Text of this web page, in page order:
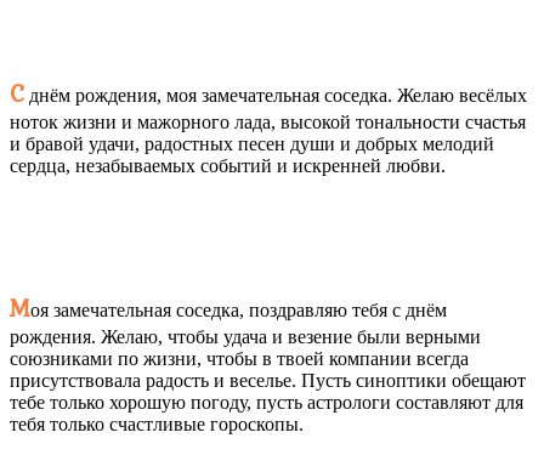
С днём рождения, моя замечательная соседка. Желаю весёлых
ноток жизни и мажорного лада, высокой тональности счастья
и бравой удачи, радостных песен души и добрых мелодий
сердца, незабываемых событий и искренней любви.
Моя замечательная соседка, поздравляю тебя с днём
рождения. Желаю, чтобы удача и везение были верными
союзниками по жизни, чтобы в твоей компании всегда
присутствовала радость и веселье. Пусть синоптики обещают
тебе только хорошую погоду, пусть астрологи составляют для
тебя только счастливые гороскопы.